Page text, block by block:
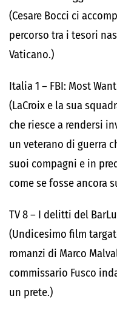
(Cesare Bocci ci
percorso tra i tesori
Vaticano.)
Italia 1 – FBI: Most
(LaCroix e la sua
che riesce a rendersi
un veterano di guerra
suoi compagni e in
come se fosse ancora
TV 8 – I delitti del
(Undicesimo film
romanzi di Marco
commissario Fusco
un prete.)